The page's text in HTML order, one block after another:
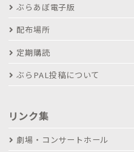
ぶらあぼ電子版
配布場所
定期購読
ぶらPAL投稿について
リンク集
劇場・コンサートホール